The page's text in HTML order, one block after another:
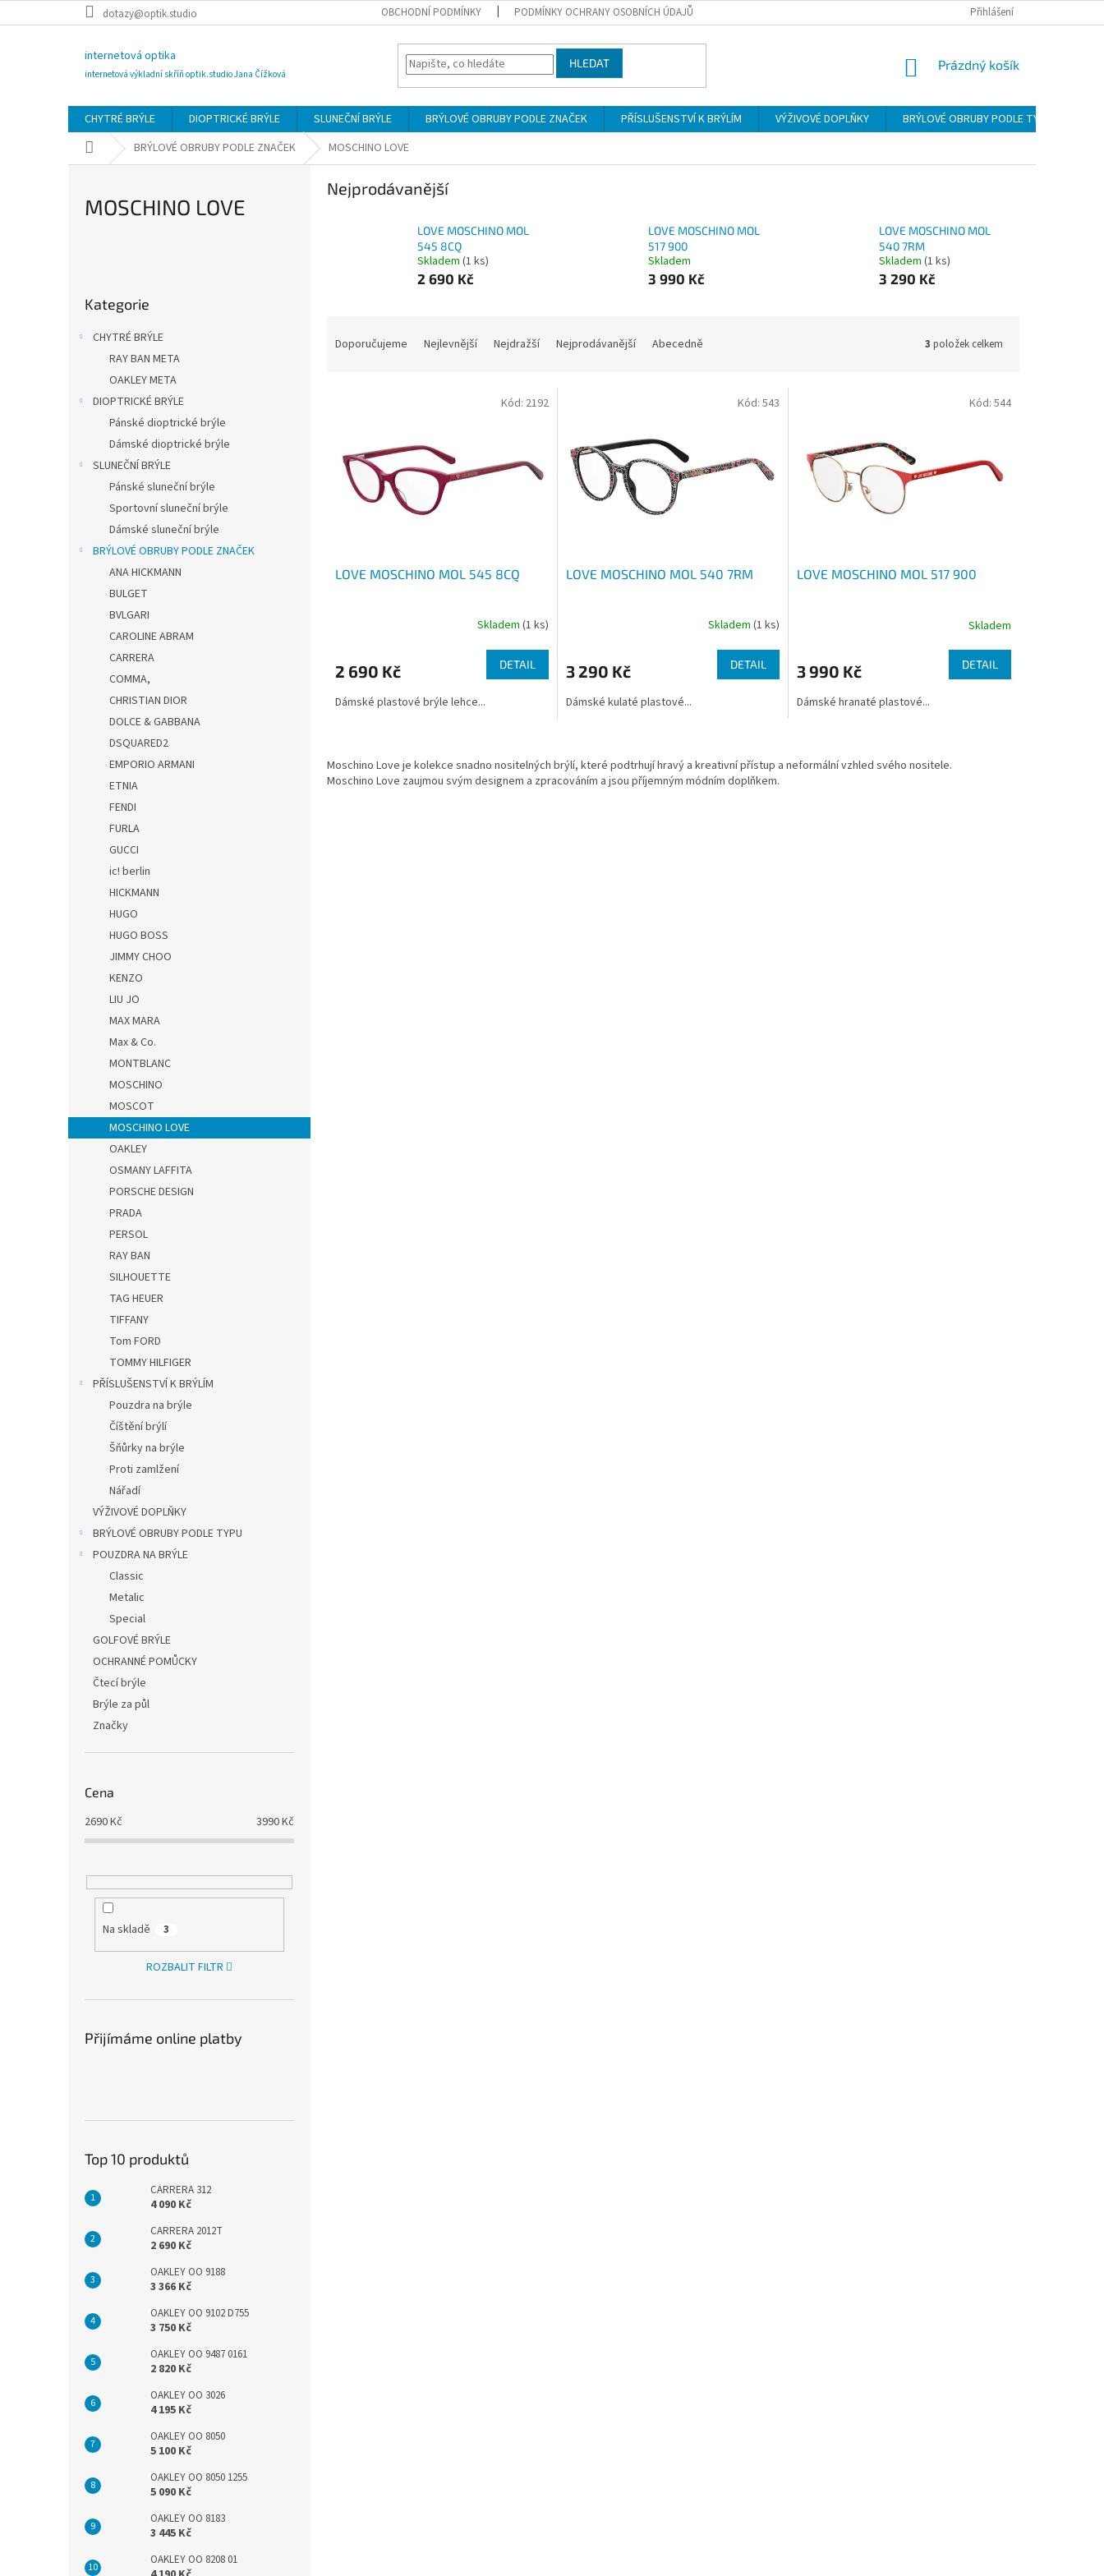
na
dotazy@optik.studio OBCHODNÍ PODMÍNKY PODMÍNKY OCHRANY OSOBNÍCH ÚDAJŮ Přihlášení
internetová optika
internetová výkladní skříň optik.studio Jana Čížková
HLEDAT
NÁKUPNÍ
Prázdný košík
CHYTRÉ BRÝLE DIOPTRICKÉ BRÝLE SLUNEČNÍ BRÝLE BRÝLOVÉ OBRUBY PODLE ZNAČEK PŘÍSLUŠENSTVÍ K BRÝLÍM VÝŽIVOVÉ DOPLŇKY BRÝLOVÉ OBRUBY PODLE TYPU
Domů BRÝLOVÉ OBRUBY PODLE ZNAČEK MOSCHINO LOVE
MOSCHINO LOVE
kategorie
Kategorie
CHYTRÉ BRÝLE
RAY BAN META
OAKLEY META
DIOPTRICKÉ BRÝLE
Pánské dioptrické brýle
Dámské dioptrické brýle
SLUNEČNÍ BRÝLE
Pánské sluneční brýle
Sportovní sluneční brýle
Dámské sluneční brýle
BRÝLOVÉ OBRUBY PODLE ZNAČEK
ANA HICKMANN
BULGET
BVLGARI
CAROLINE ABRAM
CARRERA
COMMA,
CHRISTIAN DIOR
DOLCE & GABBANA
DSQUARED2
EMPORIO ARMANI
ETNIA
FENDI
FURLA
GUCCI
ic! berlin
HICKMANN
HUGO
HUGO BOSS
JIMMY CHOO
KENZO
LIU JO
MAX MARA
Max & Co.
MONTBLANC
MOSCHINO
MOSCOT
MOSCHINO LOVE
OAKLEY
OSMANY LAFFITA
PORSCHE DESIGN
PRADA
PERSOL
RAY BAN
SILHOUETTE
TAG HEUER
TIFFANY
Tom FORD
TOMMY HILFIGER
PŘÍSLUŠENSTVÍ K BRÝLÍM
Pouzdra na brýle
Číštění brýlí
Šňůrky na brýle
Proti zamlžení
Nářadí
VÝŽIVOVÉ DOPLŇKY
BRÝLOVÉ OBRUBY PODLE TYPU
POUZDRA NA BRÝLE
Classic
Metalic
Special
GOLFOVÉ BRÝLE
OCHRANNÉ POMŮCKY
Čtecí brýle
Brýle za půl
Značky
Cena
2690Kč 3990Kč
Na skladě 3
ROZBALIT FILTR
Přijímáme online platby
Top 10 produktů
CARRERA 312
4 090 Kč
CARRERA 2012T
2 690 Kč
OAKLEY OO 9188
3 366 Kč
OAKLEY OO 9102 D755
3 750 Kč
OAKLEY OO 9487 0161
2 820 Kč
OAKLEY OO 3026
4 195 Kč
OAKLEY OO 8050
5 100 Kč
OAKLEY OO 8050 1255
5 090 Kč
OAKLEY OO 8183
3 445 Kč
OAKLEY OO 8208 01
Nejprodávanější
LOVE MOSCHINO MOL
545 8CQ
Skladem (1 ks)
2 690 Kč
LOVE MOSCHINO MOL
517 900
Skladem
3 990 Kč
LOVE MOSCHINO MOL
540 7RM
Skladem (1 ks)
3 290 Kč
Doporučujeme Nejlevnější Nejdražší Nejprodávanější Abecedně 3 položek celkem
LOVE MOSCHINO MOL 545 8CQ
Skladem (1 ks)
2 690 Kč DETAIL
Dámské plastové brýle lehce...
Kód: 2192
LOVE MOSCHINO MOL 540 7RM
Skladem (1 ks)
3 290 Kč DETAIL
Dámské kulaté plastové...
Kód: 543
LOVE MOSCHINO MOL 517 900
Skladem
3 990 Kč DETAIL
Dámské hranaté plastové...
Kód: 544
l
á
Moschino Love je kolekce snadno nositelných brýlí, které podtrhují hravý a kreativní přístup a neformální vzhled svého nositele.
Moschino Love zaujmou svým designem a zpracováním a jsou příjemným módním doplňkem.